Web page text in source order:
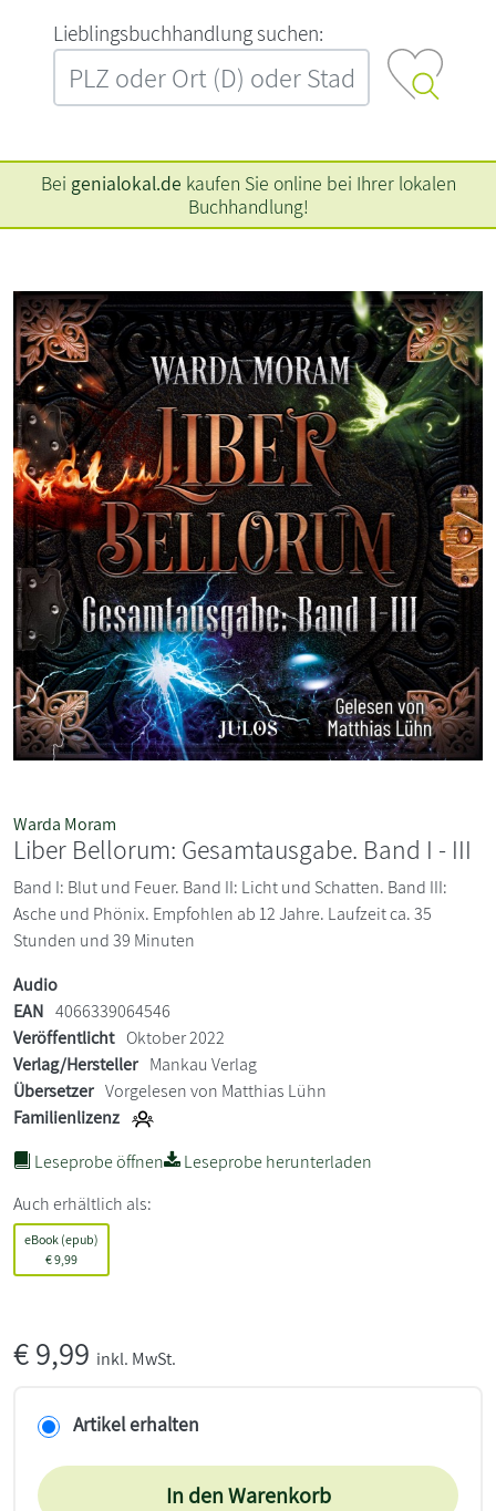
L‍i‍e‍b‍l‍i‍n‍g‍s‍b‍u‍c‍h‍h‍a‍n‍d‍l‍u‍n‍g‍ ‍s‍u‍c‍h‍e‍n‍:‍
Bei genialokal.de kaufen Sie online bei Ihrer lokalen
Buchhandlung!
Warda Moram
Liber Bellorum: Gesamtausgabe. Band I - III
Band I: Blut und Feuer. Band II: Licht und Schatten. Band III:
Asche und Phönix. Empfohlen ab 12 Jahre. Laufzeit ca. 35
Stunden und 39 Minuten
Audio
EAN 4066339064546
Veröffentlicht Oktober 2022
Verlag/Hersteller Mankau Verlag
Übersetzer Vorgelesen von Matthias Lühn
Familienlizenz
Leseprobe öffnen
Leseprobe herunterladen
Auch erhältlich als:
eBook (epub)
€9,99
€9,99 inkl. MwSt.
Artikel erhalten
In den Warenkorb